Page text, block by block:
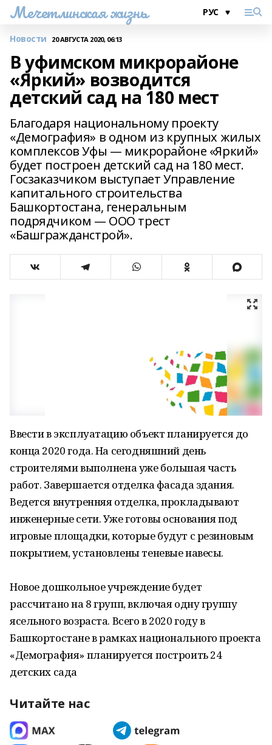
Мечетлинская жизнь
Новости 20 АВГУСТА 2020, 06:13
В уфимском микрорайоне
«Яркий» возводится
детский сад на 180 мест
Благодаря национальному проекту
«Демография» в одном из крупных жилых
комплексов Уфы — микрорайоне «Яркий»
будет построен детский сад на 180 мест.
Госзаказчиком выступает Управление
капитального строительства
Башкортостана, генеральным
подрядчиком — ООО трест
«Башгражданстрой».
Ввести в эксплуатацию объект планируется до
конца 2020 года. На сегодняшний день
строителями выполнена уже большая часть
работ. Завершается отделка фасада здания.
Ведется внутренняя отделка, прокладывают
инженерные сети. Уже готовы основания под
игровые площадки, которые будут с резиновым
покрытием, установлены теневые навесы.
Новое дошкольное учреждение будет
рассчитано на 8 групп, включая одну группу
ясельного возраста. Всего в 2020 году в
Башкортостане в рамках национального проекта
«Демография» планируется построить 24
детских сада
Читайте нас